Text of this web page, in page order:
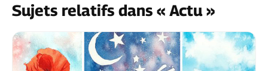
Sujets relatifs dans « Actu »